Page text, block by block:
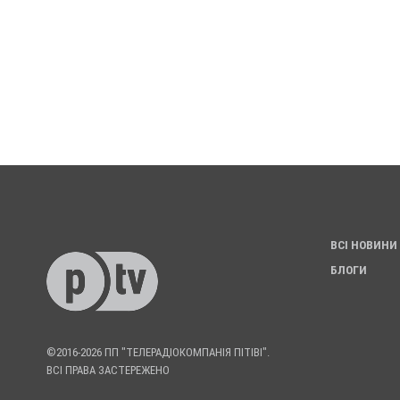
©2016-2026 ПП "ТЕЛЕРАДІОКОМПАНІЯ ПІТІВІ".
ВСІ ПРАВА ЗАСТЕРЕЖЕНО
ВСІ НОВИНИ
БЛОГИ